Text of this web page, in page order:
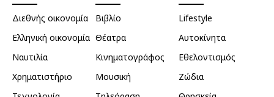
Διεθνής οικονομία
Ελληνική οικονομία
Ναυτιλία
Χρηματιστήριο
Βιβλίο
Θέατρα
Κινηματογράφος
Μουσική
Lifestyle
Αυτοκίνητα
Εθελοντισμός
Ζώδια